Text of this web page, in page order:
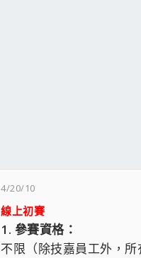
4/20/10
線上初賽
1. 參賽資格：
不限（除技嘉員工外，所